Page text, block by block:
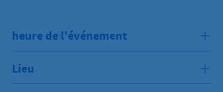
heure de l'événement
Lieu